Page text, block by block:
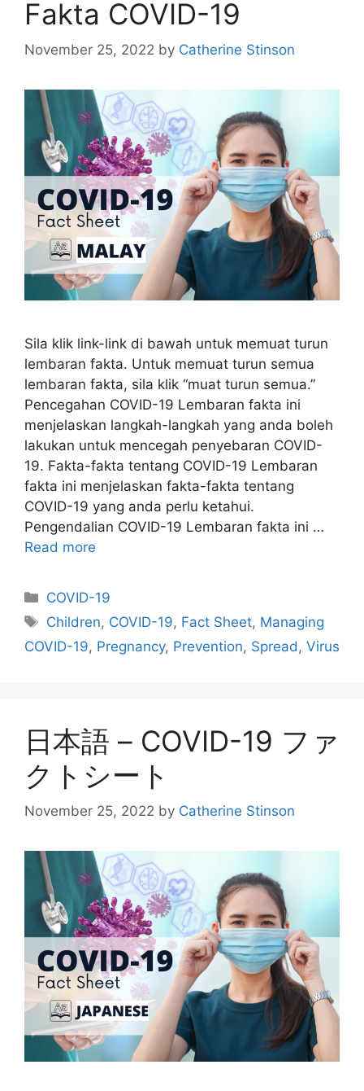
Fakta COVID-19
November 25, 2022 by Catherine Stinson
Sila klik link-link di bawah untuk memuat turun
lembaran fakta. Untuk memuat turun semua
lembaran fakta, sila klik “muat turun semua.”
Pencegahan COVID-19 Lembaran fakta ini
menjelaskan langkah-langkah yang anda boleh
lakukan untuk mencegah penyebaran COVID-
19. Fakta-fakta tentang COVID-19 Lembaran
fakta ini menjelaskan fakta-fakta tentang
COVID-19 yang anda perlu ketahui.
Pengendalian COVID-19 Lembaran fakta ini …
Read more
Categories
COVID-19
Tags
Children, COVID-19, Fact Sheet, Managing
COVID-19, Pregnancy, Prevention, Spread , Virus
日本語 – COVID-19 ファ
クトシート
November 25, 2022 by Catherine Stinson